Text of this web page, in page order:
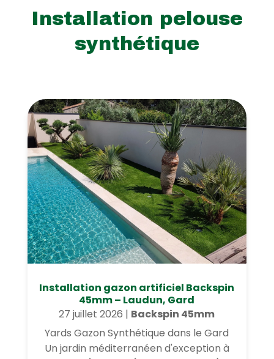
Installation pelouse
synthétique
Installation gazon artificiel Backspin
45mm – Laudun, Gard
27 juillet 2026 | Backspin 45mm
Yards Gazon Synthétique dans le Gard
Un jardin méditerranéen d'exception à